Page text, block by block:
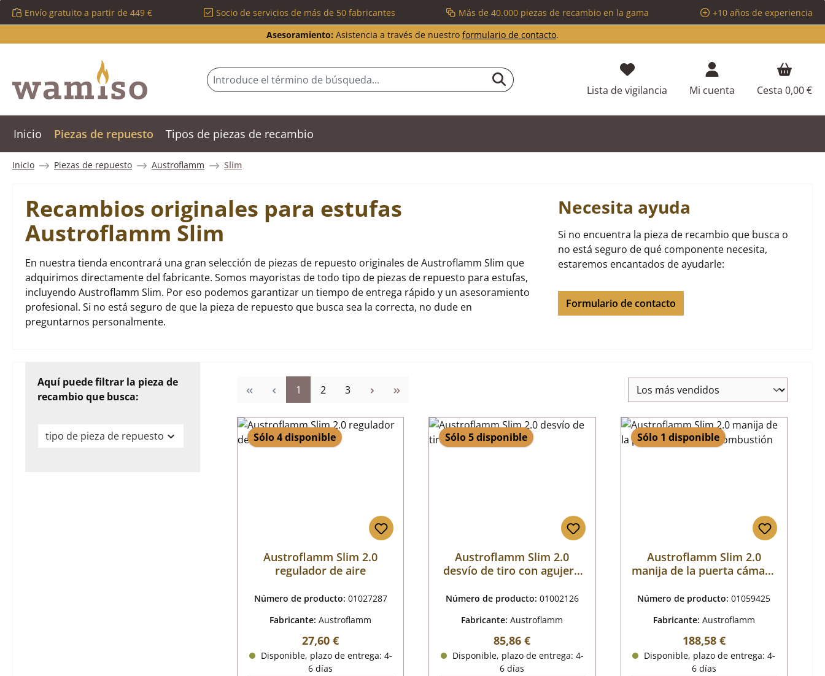
al contenido principal
Saltar a la búsqueda
Saltar a la navegación principal
Envío gratuito a partir de 449 € Socio de servicios de más de 50 fabricantes Más de 40.000 piezas de recambio en la gama
+10 años de experiencia
Asesoramiento: Asistencia a través de nuestro formulario de contacto.
Lista de vigilancia Tienes 0 artículos en tu lista de
Mi cuenta Cesta 0,00 €
Inicio Piezas de repuesto Tipos de piezas de recambio
Inicio Piezas de repuesto Austroflamm Slim
Recambios originales para estufas
Austroflamm Slim
En nuestra tienda encontrará una gran selección de piezas de repuesto originales de Austroflamm Slim que
adquirimos directamente del fabricante. Somos mayoristas de todo tipo de piezas de repuesto para estufas,
incluyendo Austroflamm Slim. Por eso podemos garantizar un tiempo de entrega rápido y un asesoramiento
profesional. Si no está seguro de que la pieza de repuesto que busca sea la correcta, no dude en
preguntarnos personalmente.
Necesita ayuda
Si no encuentra la pieza de recambio que busca o
no está seguro de qué componente necesita,
estaremos encantados de ayudarle:
Formulario de contacto
Aquí puede filtrar la pieza de
recambio que busca:
tipo de pieza de repuesto
Página
1 Página
2 Página
3
Sólo 4 disponible
Austroflamm Slim 2.0
regulador de aire
Número de producto: 01027287
Fabricante:Austroflamm
Precio normal:
27,60 €
Disponible, plazo de entrega: 4-
6 días
Sólo 5 disponible
Austroflamm Slim 2.0
desvío de tiro con agujero
Número de producto: 01002126
Fabricante:Austroflamm
Precio normal:
85,86 €
Disponible, plazo de entrega: 4-
6 días
Sólo 1 disponible
Austroflamm Slim 2.0
manija de la puerta cámara
Número de producto:01059425
Fabricante: Austroflamm
Precio normal:
188,58 €
Disponible, plazo de entrega: 4-
6 días